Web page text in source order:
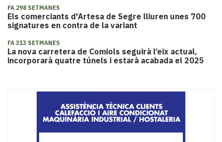
FA 298 SETMANES
Els comerciants d'Artesa de Segre lliuren unes 700
signatures en contra de la variant
FA 313 SETMANES
La nova carretera de Comiols seguirà l’eix actual,
incorporarà quatre túnels i estarà acabada el 2025